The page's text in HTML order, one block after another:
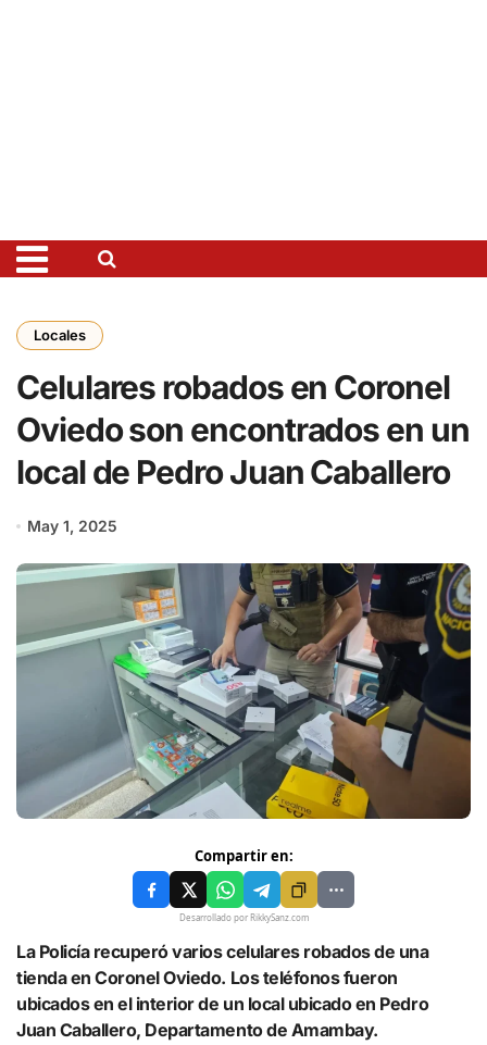
Locales
Celulares robados en Coronel
Oviedo son encontrados en un
local de Pedro Juan Caballero
May 1, 2025
Compartir en:
Desarrollado por RikkySanz.com
La Policía recuperó varios celulares robados de una
tienda en Coronel Oviedo. Los teléfonos fueron
ubicados en el interior de un local ubicado en Pedro
Juan Caballero, Departamento de Amambay.